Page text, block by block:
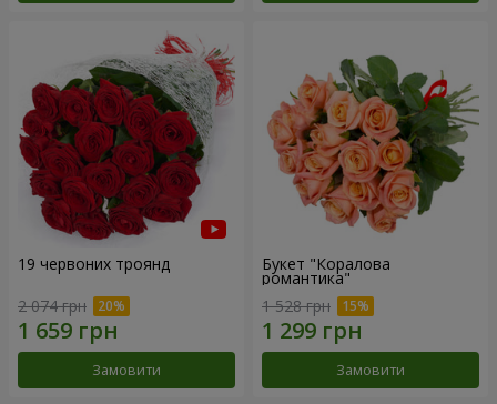
19 червоних троянд
2 074 грн
Замовити
Букет "Коралова
романтика"
1 528 грн
Замовити